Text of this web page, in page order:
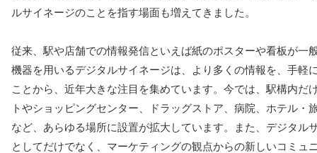
ルサイネージのことを指す場面も増えてきました。
従来、駅や店舗での情報発信といえば紙のポスターや看板が一
機器を用いるデジタルサイネージは、より多くの情報を、手軽
ことから、近年大きな注目を集めています。今では、駅構内だ
トやショッピングセンター、ドラッグストア、病院、ホテル・
など、あらゆる場所に設置が拡大しています。また、デジタル
としてだけでなく、マーケティングの観点からの新しいコミュ